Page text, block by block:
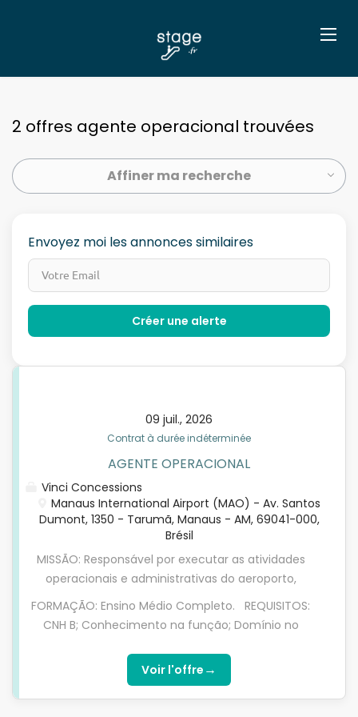
2 offres agente operacional trouvées
Affiner ma recherche
Envoyez moi les annonces similaires
09 juil., 2026
Contrat à durée indéterminée
AGENTE OPERACIONAL
Vinci Concessions
Manaus International Airport (MAO) - Av. Santos
Dumont, 1350 - Tarumã, Manaus - AM, 69041-000,
Brésil
MISSÃO: Responsável por executar as atividades
operacionais e administrativas do aeroporto,
fiscalizando e fazendo cumprir as regras da
aviação civil e segurança operacional.
Desempenhar atividades no terminal de
passageiros e pátio, atender aos usuários e
clientes, prestar esclarecimentos quanto as
FORMAÇÃO: Ensino Médio Completo. REQUISITOS:
CNH B; Conhecimento na função; Domínio no
dos nossos colaboradores é nossa prioridade e, ao
integrar nossa equipe, você terá acesso a: Plano de
Saúde e Odontológico: cobertura completa com a
Voir l'offre →